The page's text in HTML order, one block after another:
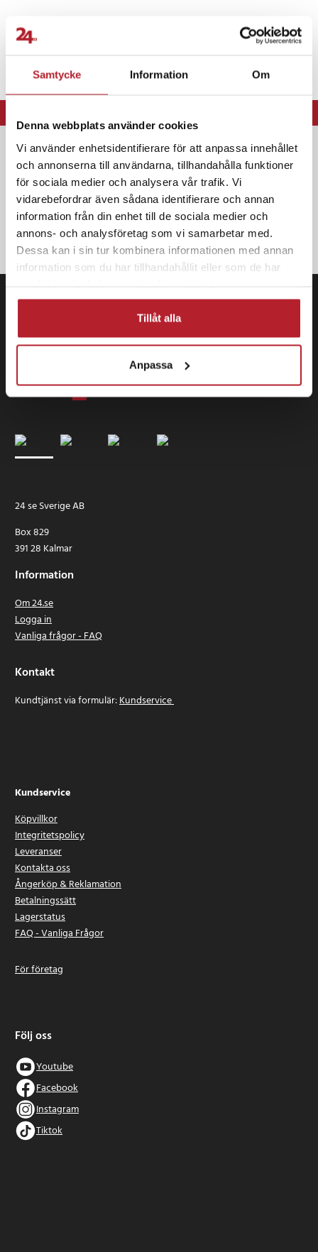
Samtycke Information Om
Denna webbplats använder cookies
Vi använder enhetsidentifierare för att anpassa innehållet
och annonserna till användarna, tillhandahålla funktioner
för sociala medier och analysera vår trafik. Vi
vidarebefordrar även sådana identifierare och annan
information från din enhet till de sociala medier och
annons- och analysföretag som vi samarbetar med.
Dessa kan i sin tur kombinera informationen med annan
information som du har tillhandahållit eller som de har
Tillåt alla
Anpassa
Nyhetsbrev
Bli den första att få ta del av nyheter, kampanjer och exklusiva
erbjudanden Anmäl dig till vårt nyhetsbrev och SMS-kampanjer.
OK
24 se Sverige AB
Box 829
391 28 Kalmar
Information
Om 24.se
Logga in
Vanliga frågor - FAQ
Kontakt
Kundtjänst via formulär:Kundservice
Kundservice
Köpvillkor
Integritetspolicy
Leveranser
Kontakta oss
Ångerköp & Reklamation
Betalningssätt
Lagerstatus
FAQ - Vanliga Frågor
För företag
Följ oss
Youtube
Facebook
Instagram
Tiktok